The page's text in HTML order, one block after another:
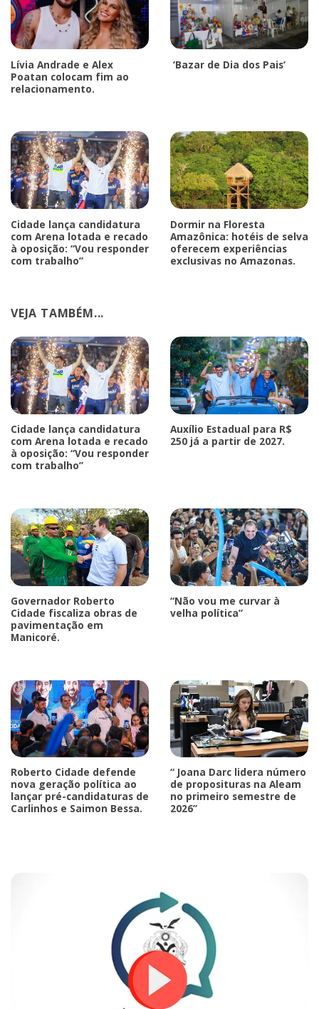
Lívia Andrade e Alex
Poatan colocam fim ao
relacionamento.
‘Bazar de Dia dos Pais’
Cidade lança candidatura
com Arena lotada e recado
à oposição: “Vou responder
com trabalho”
Dormir na Floresta
Amazônica: hotéis de selva
oferecem experiências
exclusivas no Amazonas.
VEJA TAMBÉM...
Cidade lança candidatura
com Arena lotada e recado
à oposição: “Vou responder
com trabalho”
Auxílio Estadual para R$
250 já a partir de 2027.
Governador Roberto
Cidade fiscaliza obras de
pavimentação em
Manicoré.
“Não vou me curvar à
velha política”
Roberto Cidade defende
nova geração política ao
lançar pré-candidaturas de
Carlinhos e Saimon Bessa.
“ Joana Darc lidera número
de proposituras na Aleam
no primeiro semestre de
2026”